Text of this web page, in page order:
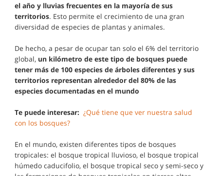
el año y lluvias frecuentes en la mayoría de sus
territorios. Esto permite el crecimiento de una gran
diversidad de especies de plantas y animales.
De hecho, a pesar de ocupar tan solo el 6% del territorio
global, un kilómetro de este tipo de bosques puede
tener más de 100 especies de árboles diferentes y sus
territorios representan alrededor del 80% de las
especies documentadas en el mundo
Te puede interesar: ¿Qué tiene que ver nuestra salud
con los bosques?
En el mundo, existen diferentes tipos de bosques
tropicales: el bosque tropical lluvioso, el bosque tropical
húmedo caducifolio, el bosque tropical seco y semi-seco y